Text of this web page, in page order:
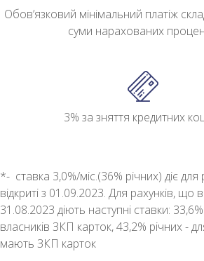
Обов’язковий мінімальний платіж
суми нарахованих
3% за зняття кредитних
*- ставка 3,0%/міс.(36% річних) діє для
відкриті з 01.09.2023. Для рахунків, що
31.08.2023 діють наступні ставки:
власників ЗКП карток, 43,2% річних -
мають ЗКП карток